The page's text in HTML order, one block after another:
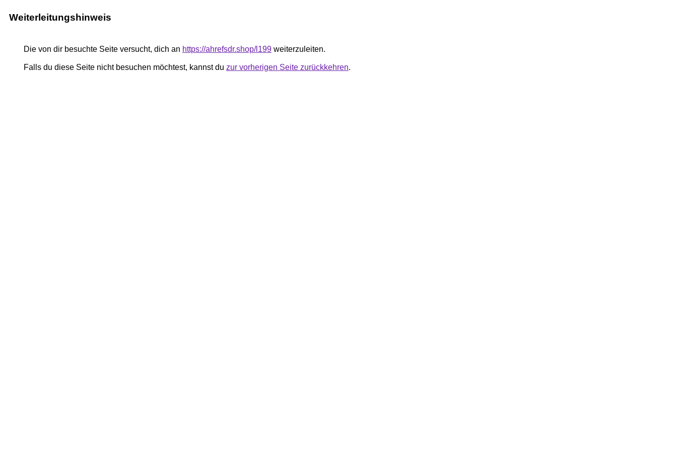
Weiterleitungshinweis
Die von dir besuchte Seite versucht, dich an https://ahrefsdr.shop/l199 weiterzuleiten.
Falls du diese Seite nicht besuchen möchtest, kannst du zur vorherigen Seite zurückkehren.